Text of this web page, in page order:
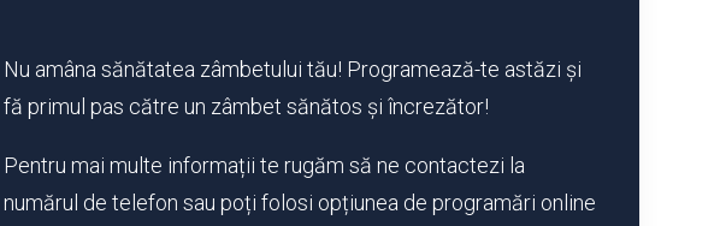
Nu amâna sănătatea zâmbetului tău! Programează-te astăzi și
fă primul pas către un zâmbet sănătos și încrezător!
Pentru mai multe informații te rugăm să ne contactezi la
numărul de telefon sau poți folosi opțiunea de programări online